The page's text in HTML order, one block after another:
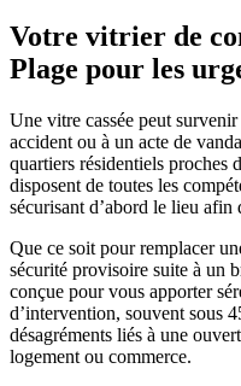
Votre vitrier de
Plage pour les
Une vitre cassée peut
accident ou à un acte de
quartiers résidentiels proches
disposent de toutes les
sécurisant d’abord le lieu afin
Que ce soit pour remplacer
sécurité provisoire suite à un
conçue pour vous apporter
d’intervention, souvent sous
désagréments liés à une
logement ou commerce.